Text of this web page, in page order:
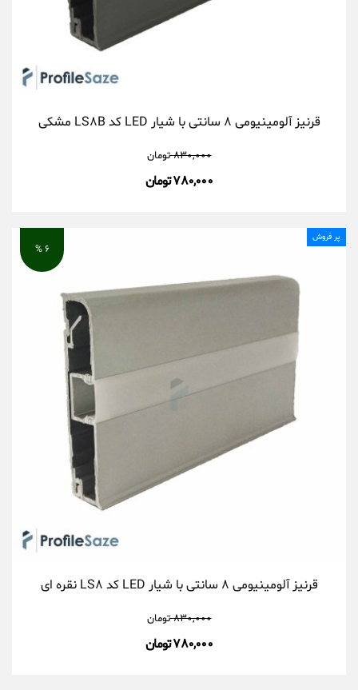
قرنیز آلومینیومی ۸ سانتی با شیار LED کد LS۸B مشکی
۸۳۰,۰۰۰ تومان
۷۸۰,۰۰۰ تومان
پر فروش
۶ %
قرنیز آلومینیومی ۸ سانتی با شیار LED کد LS۸ نقره ای
۸۳۰,۰۰۰ تومان
۷۸۰,۰۰۰ تومان